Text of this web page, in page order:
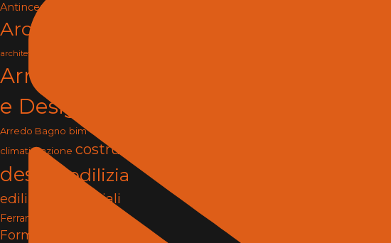
Antincendio e Sicurezza
Architettura
architettura e design
Arredamento
e Design
Arredo Bagno bim
climatizzazione costruzioni
designedilizia
edilizia e materiali
Ferramenta e Fissaggi
Formazione